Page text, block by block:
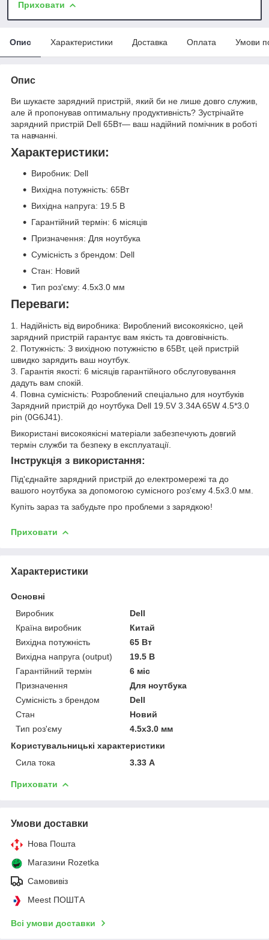
Приховати
Опис Характеристики Доставка Оплата Умови
Опис
Ви шукаєте зарядний пристрій, який би не лише довго служив,
але й пропонував оптимальну продуктивність? Зустрічайте
зарядний пристрій Dell 65Вт— ваш надійний помічник в роботі
та навчанні.
Характеристики:
Виробник: Dell
Вихідна потужність: 65Вт
Вихідна напруга: 19.5 В
Гарантійний термін: 6 місяців
Призначення: Для ноутбука
Сумісність з брендом: Dell
Стан: Новий
Тип роз'єму: 4.5x3.0 мм
Переваги:
1. Надійність від виробника: Вироблений високоякісно, цей
зарядний пристрій гарантує вам якість та довговічність.
2. Потужність: З вихідною потужністю в 65Вт, цей пристрій
швидко зарядить ваш ноутбук.
3. Гарантія якості: 6 місяців гарантійного обслуговування
дадуть вам спокій.
4. Повна сумісність: Розроблений спеціально для ноутбуків
Зарядний пристрій до ноутбука Dell 19.5V 3.34A 65W 4.5*3.0
pin (0G6J41).
Використані високоякісні матеріали забезпечують довгий
термін служби та безпеку в експлуатації.
Інструкція з використання:
Під'єднайте зарядний пристрій до електромережі та до
вашого ноутбука за допомогою сумісного роз'єму 4.5x3.0 мм.
Купіть зараз та забудьте про проблеми з зарядкою!
Приховати
Характеристики
Основні
Виробник
Dell
Країна виробник
Китай
Вихідна потужність
65 Вт
Вихідна напруга (output)
19.5 В
Гарантійний термін
6 міс
Призначення
Для ноутбука
Сумісність з брендом
Dell
Стан
Новий
Тип роз'єму
4.5x3.0 мм
Користувальницькі характеристики
Сила тока
3.33 А
Приховати
Умови доставки
Нова Пошта
Магазини Rozetka
Самовивіз
Meest ПОШТА
Всі умови доставки